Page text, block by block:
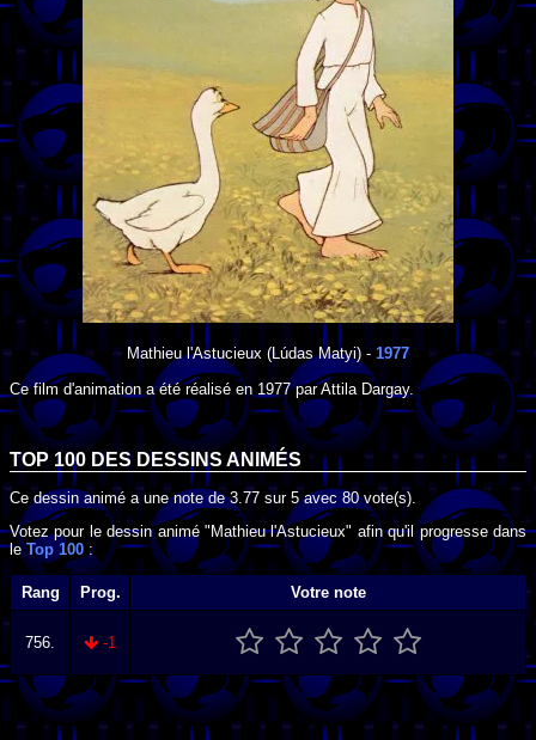
Mathieu l'Astucieux (Lúdas Matyi) - 1977
Ce film d'animation a été réalisé en 1977parAttila Dargay.
TOP 100 DES DESSINS ANIMÉS
Ce dessin animé a une note de3.77 sur 5avec 80vote(s).
Votez pour le dessin animé "Mathieu l'Astucieux" afin qu'il progresse dans
leTop 100 :
Rang Prog. Votre note
756. -1